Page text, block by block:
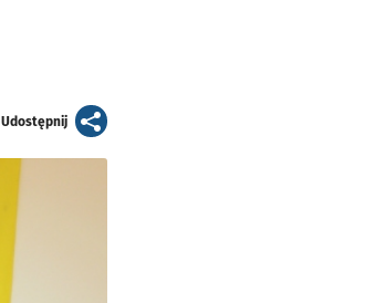
Udostępnijartykuł